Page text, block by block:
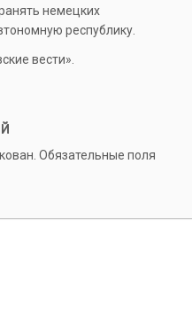
немецких
республику.
вести».
Обязательные поля